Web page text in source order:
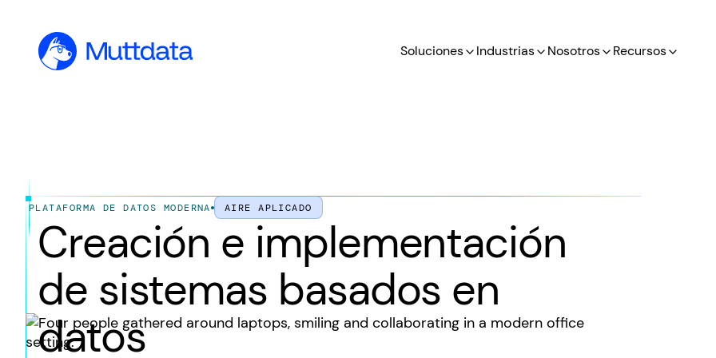
Soluciones Industrias Nosotros Recursos
PLATAFORMA DE DATOS MODERNA AIRE APLICADO
Creación e implementación
de sistemas basados en
datos